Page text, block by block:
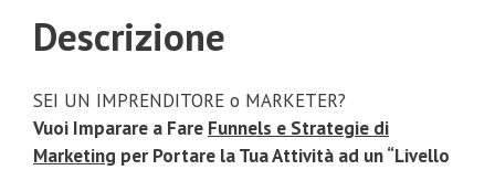
Descrizione
SEI UN IMPRENDITORE o MARKETER?
Vuoi Imparare a Fare Funnels e Strategie di
Marketing per Portare la Tua Attività ad un “Livello